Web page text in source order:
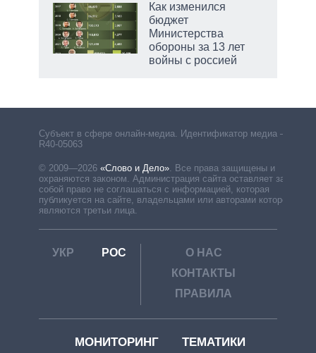
Как изменился
бюджет
Министерства
обороны за 13 лет
войны с россией
Субъект в сфере онлайн-медиа. Идентификатор медиа –
R40-05063
© 2009—2026 «Слово и Дело». Все права защищены и
охраняются законом. Администрация сайта оставляет за
собой право не соглашаться с информацией, которая
публикуется на сайте, владельцами или авторами которой
являются третьи лица.
УКР РОС
О НАС
КОНТАКТЫ
ПРАВИЛА
МОНИТОРИНГ ТЕМАТИКИ